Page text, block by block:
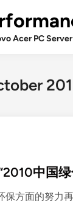
Acer PC
中国
保方面的努力